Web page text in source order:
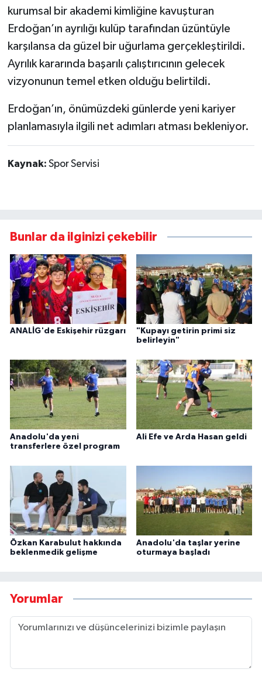
kurumsal bir akademi kimliğine kavuşturan
Erdoğan’ın ayrılığı kulüp tarafından üzüntüyle
karşılansa da güzel bir uğurlama gerçekleştirildi.
Ayrılık kararında başarılı çalıştırıcının gelecek
vizyonunun temel etken olduğu belirtildi.
Erdoğan’ın, önümüzdeki günlerde yeni kariyer
planlamasıyla ilgili net adımları atması bekleniyor.
Kaynak: Spor Servisi
Bunlar da ilginizi çekebilir
ANALİG'de Eskişehir rüzgarı
"Kupayı getirin primi siz
belirleyin"
Anadolu'da yeni
transferlere özel program
Ali Efe ve Arda Hasan geldi
Özkan Karabulut hakkında
beklenmedik gelişme
Anadolu'da taşlar yerine
oturmaya başladı
Yorumlar